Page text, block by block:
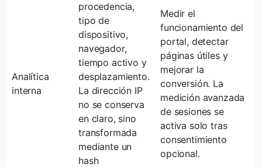
Analítica
interna
procedencia,
tipo de
dispositivo,
navegador,
tiempo activo y
desplazamiento.
La dirección IP
no se conserva
en claro, sino
transformada
mediante un
hash
Medir el
funcionamiento del
portal, detectar
páginas útiles y
mejorar la
conversión. La
medición avanzada
de sesiones se
activa solo tras
consentimiento
opcional.